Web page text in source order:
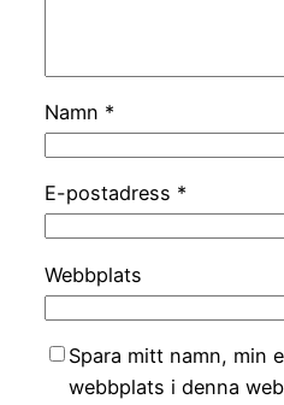
Namn *
E-postadress *
Webbplats
Spara mitt namn, min
webbplats i denna